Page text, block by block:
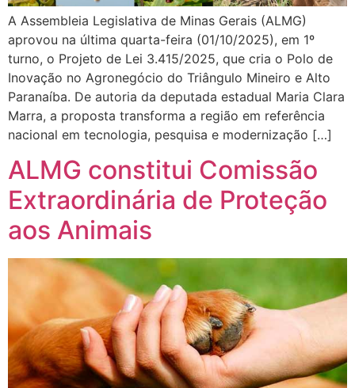
A Assembleia Legislativa de Minas Gerais (ALMG)
aprovou na última quarta-feira (01/10/2025), em 1º
turno, o Projeto de Lei 3.415/2025, que cria o Polo de
Inovação no Agronegócio do Triângulo Mineiro e Alto
Paranaíba. De autoria da deputada estadual Maria Clara
Marra, a proposta transforma a região em referência
nacional em tecnologia, pesquisa e modernização […]
ALMG constitui Comissão
Extraordinária de Proteção
aos Animais